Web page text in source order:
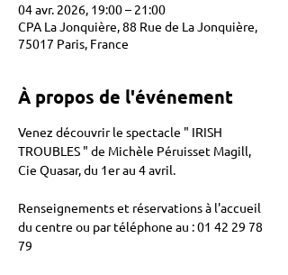
04 avr. 2026, 19:00 – 21:00
CPA La Jonquière, 88 Rue de La Jonquière,
75017 Paris, France
À propos de l'événement
Venez découvrir le spectacle " IRISH
TROUBLES " de Michèle Péruisset Magill,
Cie Quasar, du 1er au 4 avril.
Renseignements et réservations à l'accueil
du centre ou par téléphone au : 01 42 29 78
79